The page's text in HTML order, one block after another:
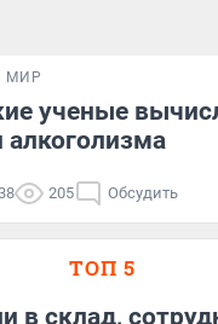
МИР
ученые
алкоголизма
205 Обсудить
ТОП 5
в склад,